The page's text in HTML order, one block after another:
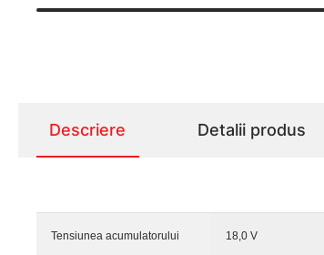
Descriere Detalii produs
Tensiunea acumulatorului 18,0 V